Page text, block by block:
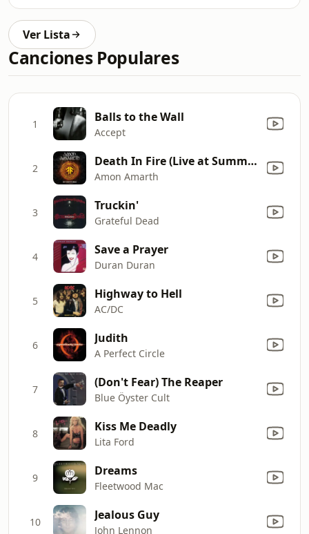
Ver Lista
Canciones Populares
1 Balls to the Wall
Accept
2 Death In Fire (Live at Summer Breeze: Main Stage)
Amon Amarth
3 Truckin'
Grateful Dead
4 Save a Prayer
Duran Duran
5 Highway to Hell
AC/DC
6 Judith
A Perfect Circle
7 (Don't Fear) The Reaper
Blue Öyster Cult
8 Kiss Me Deadly
Lita Ford
9 Dreams
Fleetwood Mac
10 Jealous Guy
John Lennon